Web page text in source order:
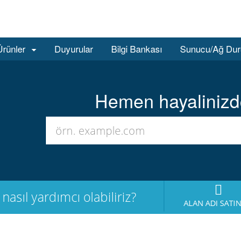
Duyurular Bilgi Bankası Sunucu/Ağ
Hemen
yardımcı olabiliriz? ALAN ADI